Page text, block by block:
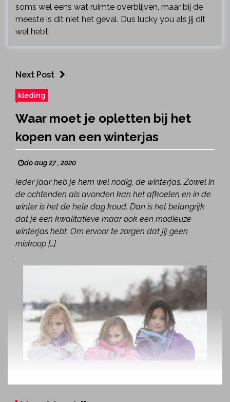
soms wel eens wat ruimte overblijven, maar bij de
meeste is dit niet het geval. Dus lucky you als jij dit
wel hebt.
Next Post
kleding
Waar moet je opletten bij het
kopen van een winterjas
do aug 27 , 2020
Ieder jaar heb je hem wel nodig, de winterjas. Zowel in
de ochtenden als avonden kan het afkoelen en in de
winter is het de hele dag koud. Dan is het belangrijk
dat je een kwalitatieve maar ook een modieuze
winterjas hebt. Om ervoor te zorgen dat jij geen
miskoop […]